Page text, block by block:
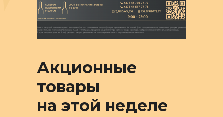
Акционные
товары
на этой неделе